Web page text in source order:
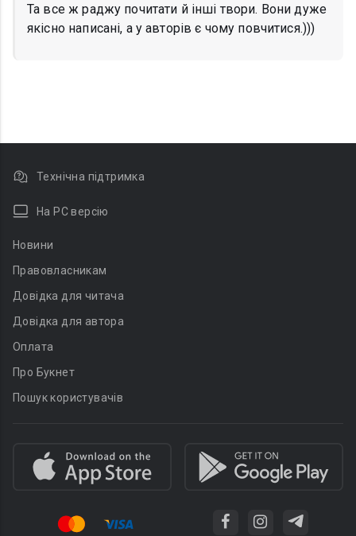
Та все ж раджу почитати й інші твори. Вони дуже
якісно написані, а у авторів є чому повчитися.)))
Технічна підтримка
На PC версію
Новини
Правовласникам
Довідка для читача
Довідка для автора
Оплата
Про Букнет
Пошук користувачів